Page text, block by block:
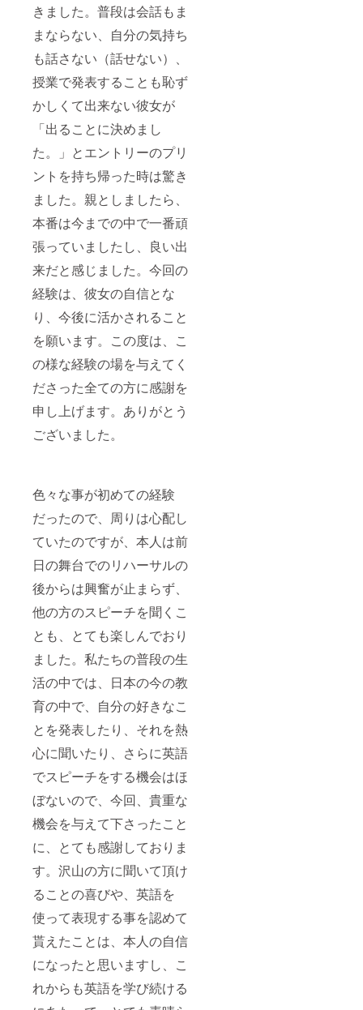
きました。普段は会話もま
まならない、自分の気持ち
も話さない（話せない）、
授業で発表することも恥ず
かしくて出来ない彼女が
「出ることに決めまし
た。」とエントリーのプリ
ントを持ち帰った時は驚き
ました。親としましたら、
本番は今までの中で一番頑
張っていましたし、良い出
来だと感じました。今回の
経験は、彼女の自信とな
り、今後に活かされること
を願います。この度は、こ
の様な経験の場を与えてく
ださった全ての方に感謝を
申し上げます。ありがとう
ございました。
色々な事が初めての経験
だったので、周りは心配し
ていたのですが、本人は前
日の舞台でのリハーサルの
後からは興奮が止まらず、
他の方のスピーチを聞くこ
とも、とても楽しんでおり
ました。私たちの普段の生
活の中では、日本の今の教
育の中で、自分の好きなこ
とを発表したり、それを熱
心に聞いたり、さらに英語
でスピーチをする機会はほ
ぼないので、今回、貴重な
機会を与えて下さったこと
に、とても感謝しておりま
す。沢山の方に聞いて頂け
ることの喜びや、英語を
使って表現する事を認めて
貰えたことは、本人の自信
になったと思いますし、こ
れからも英語を学び続ける